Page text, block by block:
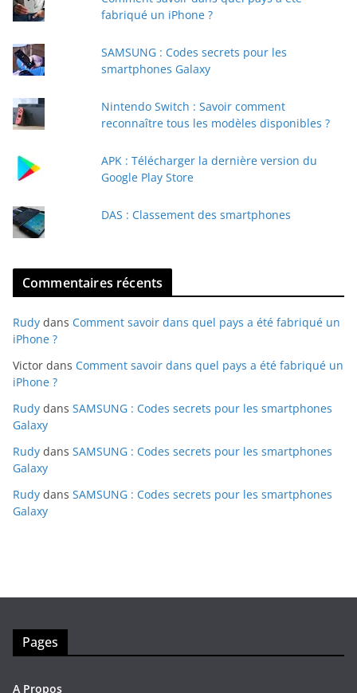
e
e
a
i
fabriqué un iPhone ?
SAMSUNG : Codes secrets pour les
smartphones Galaxy
Nintendo Switch : Savoir comment
reconnaître tous les modèles disponibles ?
APK : Télécharger la dernière version du
Google Play Store
DAS : Classement des smartphones
Commentaires récents
Rudy dans Comment savoir dans quel pays a été fabriqué un
iPhone ?
Victor dans Comment savoir dans quel pays a été fabriqué un
iPhone ?
Rudy dans SAMSUNG : Codes secrets pour les smartphones
Galaxy
Rudy dans SAMSUNG : Codes secrets pour les smartphones
Galaxy
Rudy dans SAMSUNG : Codes secrets pour les smartphones
Galaxy
Pages
A Propos